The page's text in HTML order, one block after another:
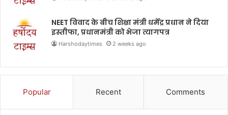
NEET विवाद के बीच शिक्षा मंत्री धर्मेंद्र प्रधान ने दिया
इस्तीफा, प्रधानमंत्री को भेजा त्यागपत्र
Harshodaytimes 2 weeks ago
Popular Recent Comments